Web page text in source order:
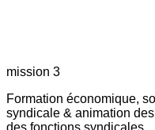
mission 3
Formation économique,
syndicale & animation